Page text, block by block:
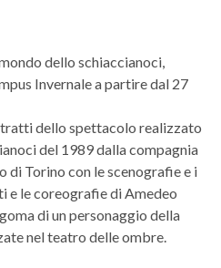
dello schiaccianoci,
Invernale a partire dal 27
dello spettacolo realizzato
del 1989 dalla compagnia
Torino con le scenografie e i
e le coreografie di Amedeo
di un personaggio della
nel teatro delle ombre.